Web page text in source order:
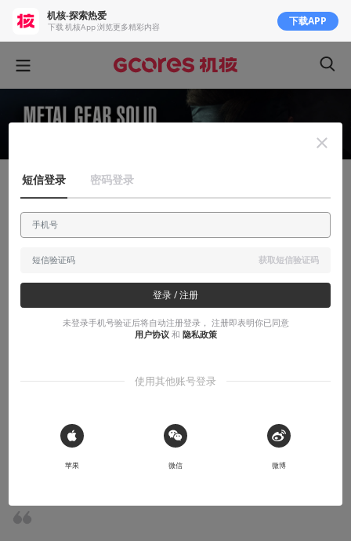
骨软身躯健，行步似飞仙——浅谈游戏中的
Georgette 2017-01-15
导语：孩提时代的捉迷藏应该是我们玩到的第一个潜行游
戏。而作为动作游戏的一个分支。潜行游戏有着悠久的历
机核-探索热爱
下载 机核App 浏览更多精彩内容 下载APP
短信登录 密码登录
获取短信验证码
登录 / 注册
未登录手机号验证后将自动注册登录， 注册即表明你已同意
用户协议 和 隐私政策
使用其他账号登录
 Sign in with Apple
苹果 微信 微博